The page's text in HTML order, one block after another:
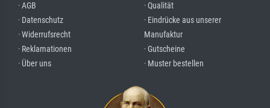
· AGB
· Datenschutz
· Widerrufsrecht
· Reklamationen
· Über uns
· Qualität
· Eindrücke aus unserer
Manufaktur
· Gutscheine
· Muster bestellen